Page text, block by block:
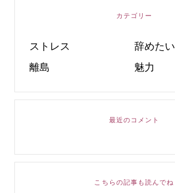
カテゴリー
ストレス
辞めたい
離島
魅力
最近のコメント
こちらの記事も読んでね